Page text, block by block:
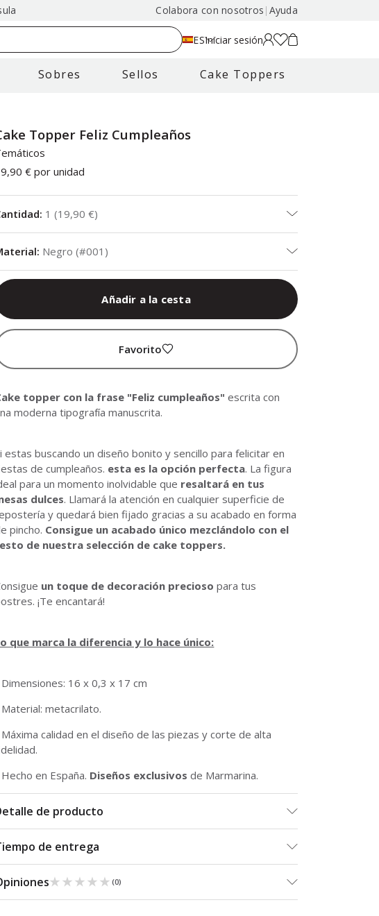
Colabora con nosotros | Ayuda
ESIniciar sesión
Sobres Sellos Cake Toppers
Topper Feliz Cumpleaños
€por unidad
: 1 (19,90 €)
: Negro (#001)
Añadir a la cesta
Favorito
topper con la frase "Feliz cumpleaños"escrita con
moderna tipografía manuscrita.
estas buscando un diseño bonito y sencillo para felicitar en
de cumpleaños. esta es la opción perfecta. La figura
para un momento inolvidable que resaltará en tus
dulces. Llamará la atención en cualquier superficie de
y quedará bien fijado gracias a su acabado en forma
pincho. Consigue un acabado único mezclándolo con el
de nuestra selección de cake toppers.
un toque de decoración precioso para tus
¡Te encantará!
que marca la diferencia y lo hace único:
16 x 0,3 x 17 cm
Material: metacrilato.
Máxima calidad en el diseño de las piezas y corte de alta
Hecho en España. Diseños exclusivos de Marmarina.
de producto
de entrega
★★★★★
★★★★★(0)